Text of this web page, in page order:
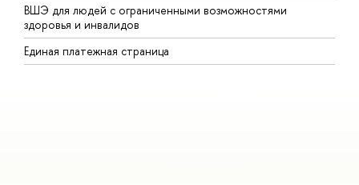
ВШЭ для людей с ограниченными возможностями
здоровья и инвалидов
Единая платежная страница